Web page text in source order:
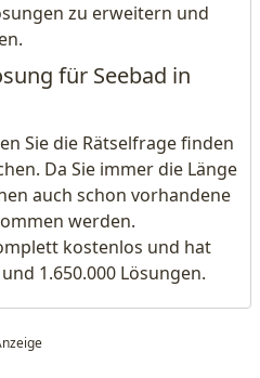
zu erweitern und
für Seebad in
Sie die Rätselfrage finden
Da Sie immer die Länge
auch schon vorhandene
werden.
kostenlos und hat
1.650.000 Lösungen.